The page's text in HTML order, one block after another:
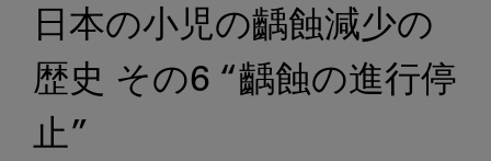
日本の小児の齲蝕減少の
歴史 その6 “齲蝕の進行停
止”